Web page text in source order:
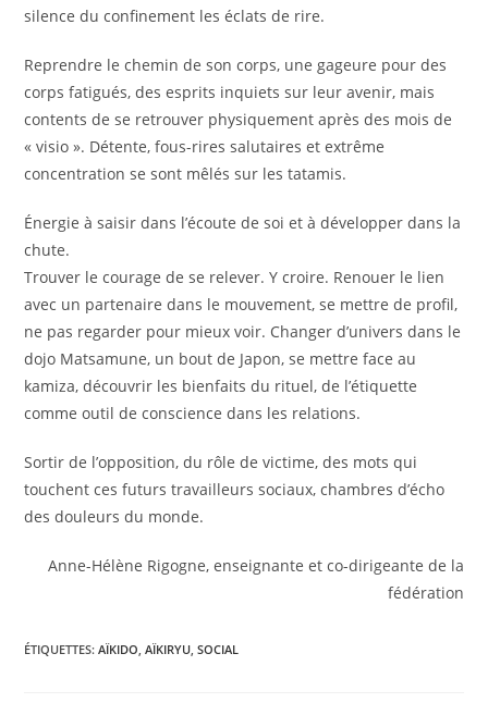
silence du confinement les éclats de rire.
Reprendre le chemin de son corps, une gageure pour des
corps fatigués, des esprits inquiets sur leur avenir, mais
contents de se retrouver physiquement après des mois de
« visio ». Détente, fous-rires salutaires et extrême
concentration se sont mêlés sur les tatamis.
Énergie à saisir dans l’écoute de soi et à développer dans la
chute.
Trouver le courage de se relever. Y croire. Renouer le lien
avec un partenaire dans le mouvement, se mettre de profil,
ne pas regarder pour mieux voir. Changer d’univers dans le
dojo Matsamune, un bout de Japon, se mettre face au
kamiza, découvrir les bienfaits du rituel, de l’étiquette
comme outil de conscience dans les relations.
Sortir de l’opposition, du rôle de victime, des mots qui
touchent ces futurs travailleurs sociaux, chambres d’écho
des douleurs du monde.
Anne-Hélène Rigogne, enseignante et co-dirigeante de la
fédération
ÉTIQUETTES:AÏKIDO AÏKIRYU SOCIAL